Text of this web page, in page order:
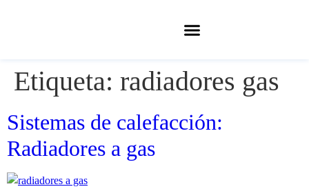
Etiqueta: radiadores gas
Sistemas de calefacción:
Radiadores a gas